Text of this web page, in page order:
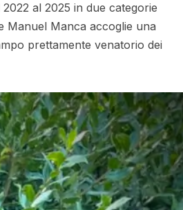
al 2025 in due categorie
Manuel Manca accoglie una
prettamente venatorio dei